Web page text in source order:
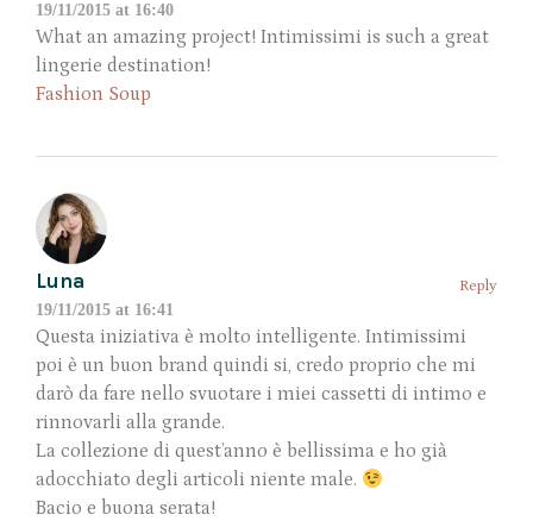
19/11/2015 at 16:40
What an amazing project! Intimissimi is such a great
lingerie destination!
Fashion Soup
Luna
19/11/2015 at 16:41
Reply
Questa iniziativa è molto intelligente. Intimissimi
poi è un buon brand quindi si, credo proprio che mi
darò da fare nello svuotare i miei cassetti di intimo e
rinnovarli alla grande.
La collezione di quest’anno è bellissima e ho già
adocchiato degli articoli niente male.
Bacio e buona serata!